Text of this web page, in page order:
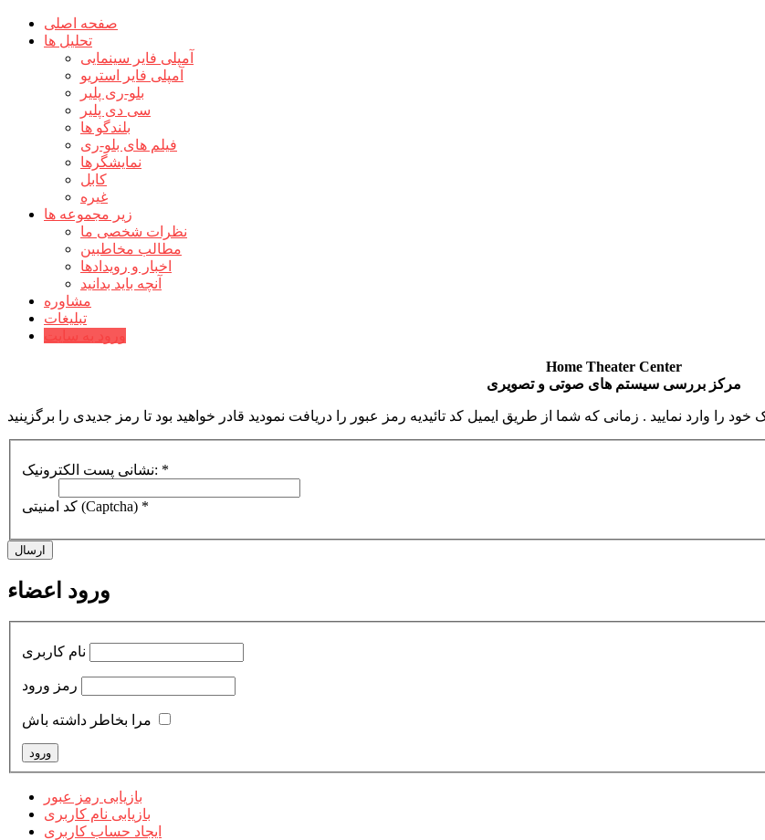
صفحه اصلی
تحلیل ها
آمپلی فایر سینمایی
آمپلی فایر استریو
بلو-ری پلیر
سی دی پلیر
بلندگو ها
فیلم های بلو-ری
نمایشگرها
کابل
غیره
زیر مجموعه ها
نظرات شخصی ما
مطالب مخاطبین
اخبار و رویدادها
آنچه باید بدانید
مشاوره
تبلیغات
ورود به سایت
Home Theater Center
مرکز بررسی سیستم های صوتی و تصویری
را وارد نمایید . زمانی که شما از طریق ایمیل کد تائیدیه رمز عبور را دریافت نمودید قادر خواهید بود تا رمز جدیدی را برگزینید
نشانی پست الکترونیک: *
کد امنیتی (Captcha) *
ارسال
ورود اعضاء
نام کاربری
رمز ورود
مرا بخاطر داشته باش
بازیابی رمز عبور
بازیابی نام کاربری
ایجاد حساب کاربری